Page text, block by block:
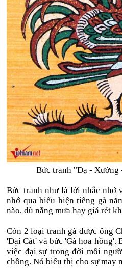
Bức tranh "Dạ - Xướng
Bức tranh như là lời nhắc nhở
nhớ qua biểu hiện tiếng gà
nào, dù nắng mưa hay giá rét
Còn 2 loại tranh gà được ông
'Đại Cát' và bức 'Gà hoa hồng'.
việc đại sự trong đời mỗi
chồng. Nó biểu thị cho sự may